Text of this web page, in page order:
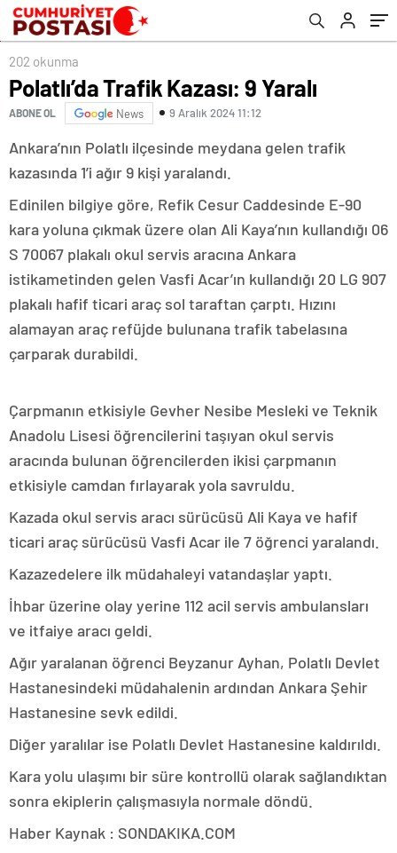
202 okunma
Polatlı’da Trafik Kazası: 9 Yaralı
ABONE OL News 9 Aralık 2024 11:12
Ankara’nın Polatlı ilçesinde meydana gelen trafik
kazasında 1’i ağır 9 kişi yaralandı.
Edinilen bilgiye göre, Refik Cesur Caddesinde E-90
kara yoluna çıkmak üzere olan Ali Kaya’nın kullandığı 06
S 70067 plakalı okul servis aracına Ankara
istikametinden gelen Vasfi Acar’ın kullandığı 20 LG 907
plakalı hafif ticari araç sol taraftan çarptı. Hızını
alamayan araç refüjde bulunana trafik tabelasına
çarparak durabildi.
Çarpmanın etkisiyle Gevher Nesibe Mesleki ve Teknik
Anadolu Lisesi öğrencilerini taşıyan okul servis
aracında bulunan öğrencilerden ikisi çarpmanın
etkisiyle camdan fırlayarak yola savruldu.
Kazada okul servis aracı sürücüsü Ali Kaya ve hafif
ticari araç sürücüsü Vasfi Acar ile 7 öğrenci yaralandı.
Kazazedelere ilk müdahaleyi vatandaşlar yaptı.
İhbar üzerine olay yerine 112 acil servis ambulansları
ve itfaiye aracı geldi.
Ağır yaralanan öğrenci Beyzanur Ayhan, Polatlı Devlet
Hastanesindeki müdahalenin ardından Ankara Şehir
Hastanesine sevk edildi.
Diğer yaralılar ise Polatlı Devlet Hastanesine kaldırıldı.
Kara yolu ulaşımı bir süre kontrollü olarak sağlandıktan
sonra ekiplerin çalışmasıyla normale döndü.
Haber Kaynak : SONDAKIKA.COM